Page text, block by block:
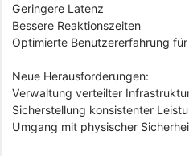
Geringere Latenz
Bessere Reaktionszeiten
Optimierte Benutzererfahrung
Neue Herausforderungen:
Verwaltung verteilter
Sicherstellung konsistenter
Umgang mit physischer